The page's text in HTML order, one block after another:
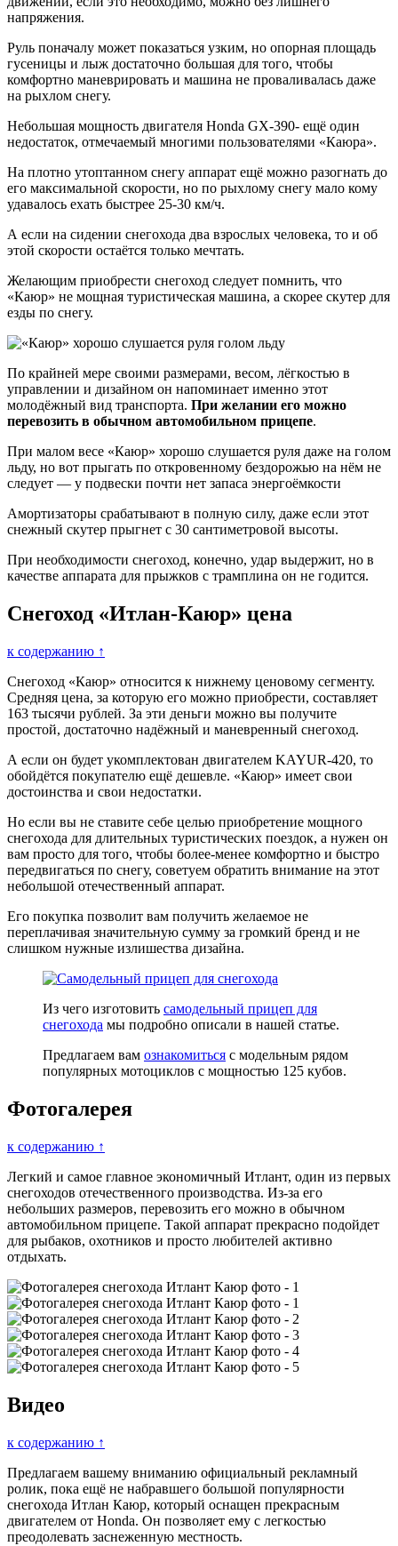
напряжения.
Руль поначалу может показаться узким, но опорная площадь
гусеницы и лыж достаточно большая для того, чтобы
комфортно маневрировать и машина не проваливалась даже
на рыхлом снегу.
Небольшая мощность двигателя Honda GX-390- ещё один
недостаток, отмечаемый многими пользователями «Каюра».
На плотно утоптанном снегу аппарат ещё можно разогнать до
его максимальной скорости, но по рыхлому снегу мало кому
удавалось ехать быстрее 25-30 км/ч.
А если на сидении снегохода два взрослых человека, то и об
этой скорости остаётся только мечтать.
Желающим приобрести снегоход следует помнить, что
«Каюр» не мощная туристическая машина, а скорее скутер для
езды по снегу.
По крайней мере своими размерами, весом, лёгкостью в
управлении и дизайном он напоминает именно этот
молодёжный вид транспорта. При желании его можно
перевозить в обычном автомобильном прицепе.
При малом весе «Каюр» хорошо слушается руля даже на голом
льду, но вот прыгать по откровенному бездорожью на нём не
следует — у подвески почти нет запаса энергоёмкости
Амортизаторы срабатывают в полную силу, даже если этот
снежный скутер прыгнет с 30 сантиметровой высоты.
При необходимости снегоход, конечно, удар выдержит, но в
качестве аппарата для прыжков с трамплина он не годится.
Снегоход «Итлан-Каюр» цена
к содержанию ↑
Снегоход «Каюр» относится к нижнему ценовому сегменту.
Средняя цена, за которую его можно приобрести, составляет
163 тысячи рублей. За эти деньги можно вы получите
простой, достаточно надёжный и маневренный снегоход.
А если он будет укомплектован двигателем KAYUR-420, то
обойдётся покупателю ещё дешевле. «Каюр» имеет свои
достоинства и свои недостатки.
Но если вы не ставите себе целью приобретение мощного
снегохода для длительных туристических поездок, а нужен он
вам просто для того, чтобы более-менее комфортно и быстро
передвигаться по снегу, советуем обратить внимание на этот
небольшой отечественный аппарат.
Его покупка позволит вам получить желаемое не
переплачивая значительную сумму за громкий бренд и не
слишком нужные излишества дизайна.
Из чего изготовить самодельный прицеп для
снегохода мы подробно описали в нашей статье.
Предлагаем вам ознакомиться с модельным рядом
популярных мотоциклов с мощностью 125 кубов.
Фотогалерея
к содержанию ↑
Легкий и самое главное экономичный Итлант, один из первых
снегоходов отечественного производства. Из-за его
небольших размеров, перевозить его можно в обычном
автомобильном прицепе. Такой аппарат прекрасно подойдет
для рыбаков, охотников и просто любителей активно
отдыхать.
Видео
к содержанию ↑
Предлагаем вашему вниманию официальный рекламный
ролик, пока ещё не набравшего большой популярности
снегохода Итлан Каюр, который оснащен прекрасным
двигателем от Honda. Он позволяет ему с легкостью
преодолевать заснеженную местность.